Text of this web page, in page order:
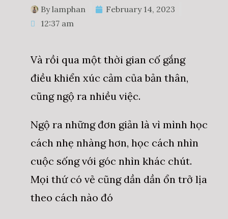
Bylamphan
February 14, 2023
12:37 am
Và rồi qua một thời gian cố gắng
điều khiển xúc cảm của bản thân,
cũng ngộ ra nhiều việc.
Ngộ ra những đơn giản là vì mình học
cách nhẹ nhàng hơn, học cách nhìn
cuộc sống với góc nhìn khác chút.
Mọi thứ có vẻ cũng dần dần ổn trở lịa
theo cách nào đó